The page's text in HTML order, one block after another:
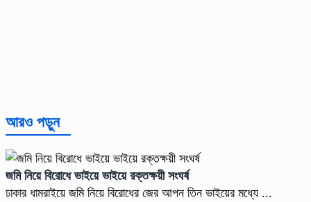
আরও পড়ুন
জমি নিয়ে বিরোধে ভাইয়ে ভাইয়ে রক্তক্ষয়ী সংঘর্ষ
ঢাকার ধামরাইয়ে জমি নিয়ে বিরোধের জের আপন তিন ভাইয়ের মধ্যে ...